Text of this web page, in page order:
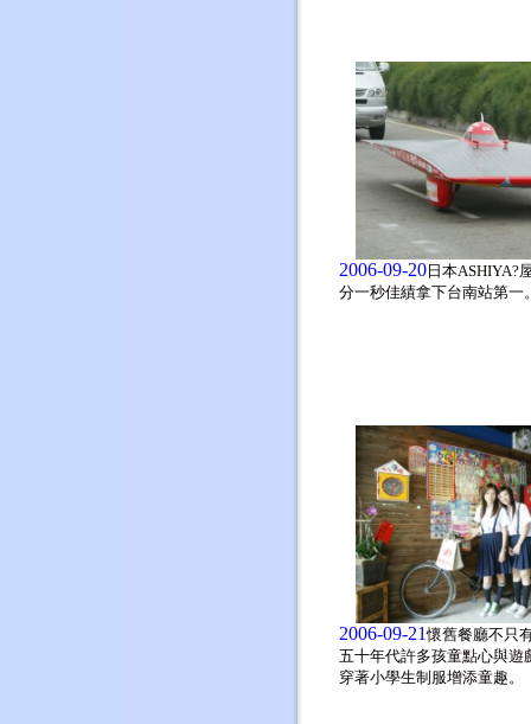
2006-09-20 日本ASHIYA?
分一秒佳績拿下台南站第一
2006-09-21懷舊餐廳不只
五十年代許多孩童點心與遊
穿著小學生制服增添童趣。